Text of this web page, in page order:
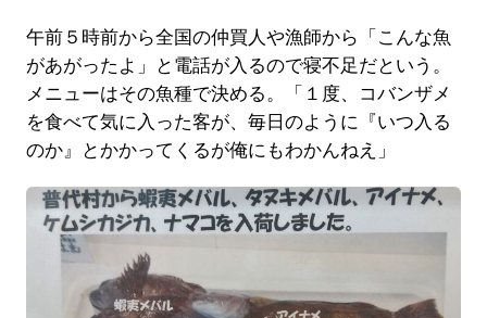
午前５時前から全国の仲買人や漁師から「こんな魚
があがったよ」と電話が入るので寝不足だという。
メニューはその魚種で決める。「１度、コバンザメ
を食べて気に入った客が、毎日のように『いつ入る
のか』とかかってくるが俺にもわかんねえ」